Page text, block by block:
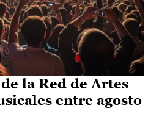
la Red de Artes
entre agosto